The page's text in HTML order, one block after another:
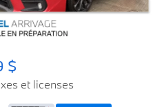
$
et licenses